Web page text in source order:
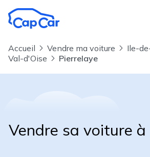
Accueil Vendre ma voiture
Ile-
Val-d'Oise
Pierrelaye
Vendre sa voiture